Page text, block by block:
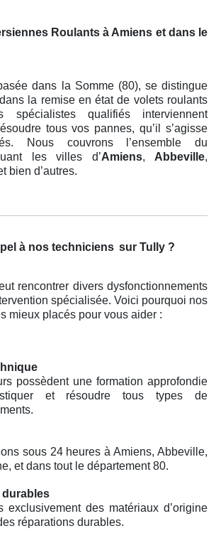
Roulants à Amiens et dans le
dans la Somme (80), se distingue
la remise en état de volets roulants
spécialistes qualifiés interviennent
tous vos pannes, qu’il s’agisse
Nous couvrons l’ensemble du
les villes d’Amiens, Abbeville,
bien d’autres.
à nos techniciens sur Tully ?
rencontrer divers dysfonctionnements
spécialisée. Voici pourquoi nos
mieux placés pour vous aider :
possèdent une formation approfondie
et résoudre tous types de
sous 24 heures à Amiens, Abbeville,
et dans tout le département 80.
exclusivement des matériaux d’origine
réparations durables.